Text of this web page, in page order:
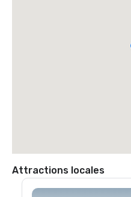
Attractions locales